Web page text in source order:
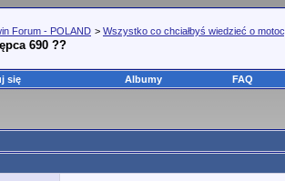
Forum - POLAND > Wszystko co chciałbyś wiedzieć o
690 ??
się Albumy FAQ